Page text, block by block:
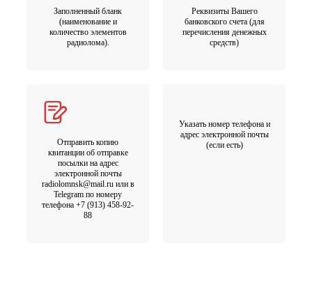
Заполненный бланк
(наименование и
количество элементов
радиолома).
Реквизиты Вашего
банковского счета (для
перечисления денежных
средств)
Отправить копию
квитанции об отправке
посылки на адрес
электронной почты
radiolomnsk@mail.ru или в
Telegram по номеру
телефона +7 (913) 458-92-
88
Указать номер телефона и
адрес электронной почты
(если есть)